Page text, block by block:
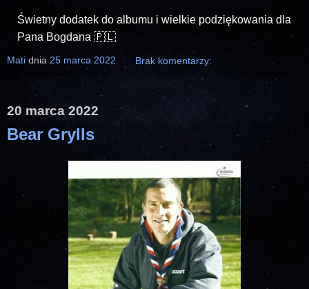
Świetny dodatek do albumu i wielkie podziękowania dla
Pana Bogdana 🇵🇱
Mati dnia 25 marca 2022 Brak komentarzy:
20 marca 2022
Bear Grylls